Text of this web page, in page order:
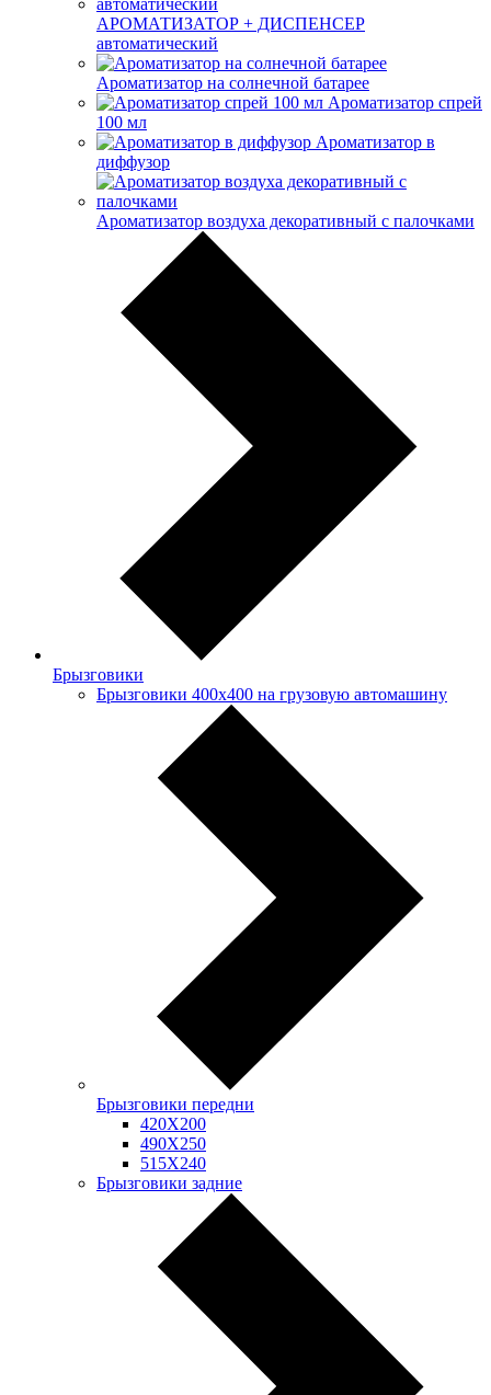
АРОМАТИЗАТОР + ДИСПЕНСЕР
автоматический
Ароматизатор на солнечной батарее
Ароматизатор спрей
100 мл
Ароматизатор в
диффузор
Ароматизатор воздуха декоративный с палочками
Брызговики
Брызговики 400х400 на грузовую автомашину
Брызговики передни
420Х200
490Х250
515Х240
Брызговики задние